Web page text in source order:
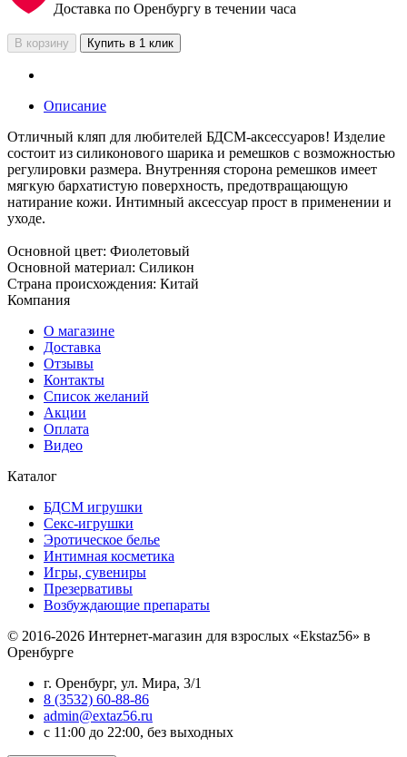
Доставка по Оренбургу в течении часа
В корзину Купить в 1 клик
Описание
Отличный кляп для любителей БДСМ-аксессуаров! Изделие
состоит из силиконового шарика и ремешков с возможностью
регулировки размера. Внутренняя сторона ремешков имеет
мягкую бархатистую поверхность, предотвращающую
натирание кожи. Интимный аксессуар прост в применении и
уходе.
Основной цвет: Фиолетовый
Основной материал: Силикон
Страна происхождения: Китай
Компания
О магазине
Доставка
Отзывы
Контакты
Список желаний
Акции
Оплата
Видео
Каталог
БДСМ игрушки
Секс-игрушки
Эротическое белье
Интимная косметика
Игры, сувениры
Презервативы
Возбуждающие препараты
© 2016-2026 Интернет-магазин для взрослых «Ekstaz56» в
Оренбурге
г. Оренбург, ул. Мира, 3/1
8 (3532) 60-88-86
admin@extaz56.ru
c 11:00 до 22:00, без выходных